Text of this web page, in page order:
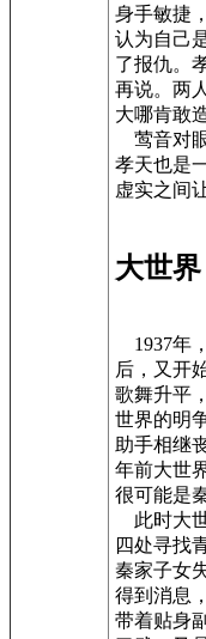
身手敏捷
认为自己
了报仇。
再说。两
大哪肯敢
莺音对
孝天也是
虚实之间
大世
1937年
后，又开
歌舞升平
世界的明
助手相继
年前大世
很可能是
此时大
四处寻找
秦家子女
得到消息
带着贴身